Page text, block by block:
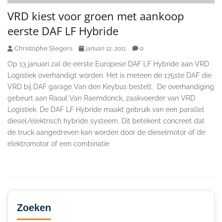
VRD kiest voor groen met aankoop
eerste DAF LF Hybride
Christophe Slegers januari 12, 2011 0
Op 13 januari zal de eerste Europese DAF LF Hybride aan VRD
Logistiek overhandigt worden. Het is meteen de 175ste DAF die
VRD bij DAF garage Van den Keybus bestelt. De overhandiging
gebeurt aan Raoul Van Raemdonck, zaakvoerder van VRD
Logistiek. De DAF LF Hybride maakt gebruik van een parallel
diesel/elektrisch hybride systeem. Dit betekent concreet dat
de truck aangedreven kan worden door de dieselmotor of de
elektromotor of een combinatie
Secondary
Sidebar
Zoeken